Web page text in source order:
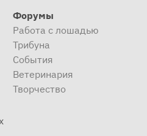
Форумы
Работа с лошадью
Трибуна
События
Ветеринария
Творчество